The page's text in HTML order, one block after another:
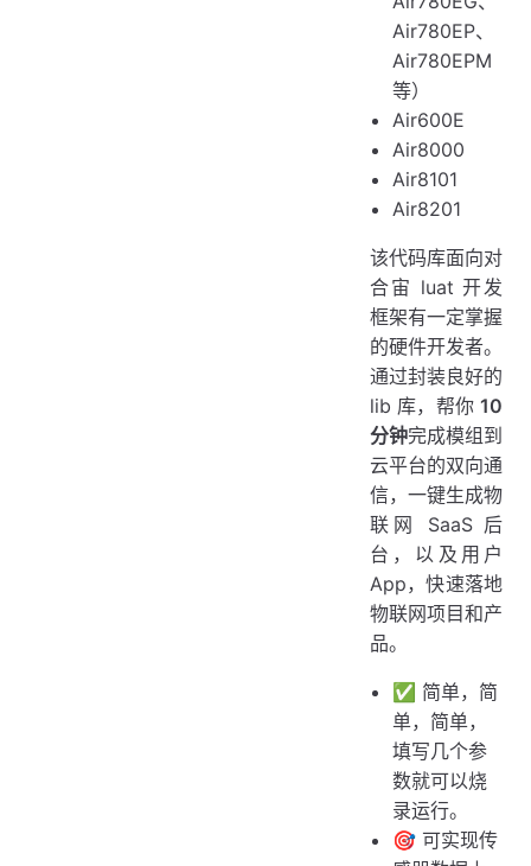
Air780EP、
Air780EPM
等）
Air600E
Air8000
Air8101
Air8201
该代码库面向对
合宙 luat 开发
框架有一定掌握
的硬件开发者。
通过封装良好的
lib 库，帮你 10
分钟完成模组到
云平台的双向通
信，一键生成物
联网 SaaS 后
台，以及用户
App，快速落地
物联网项目和产
品。
✅ 简单，简
单，简单，
填写几个参
数就可以烧
录运行。
🎯 可实现传